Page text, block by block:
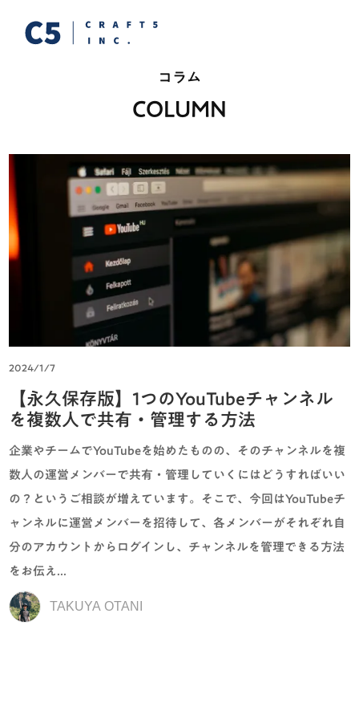
コラム
COLUMN
2024/1/7
【永久保存版】1つのYouTubeチャンネル
を複数人で共有・管理する方法
企業やチームでYouTubeを始めたものの、そのチャンネルを複
数人の運営メンバーで共有・管理していくにはどうすればいい
の？というご相談が増えています。そこで、今回はYouTubeチ
ャンネルに運営メンバーを招待して、各メンバーがそれぞれ自
分のアカウントからログインし、チャンネルを管理できる方法
をお伝え...
TAKUYA OTANI